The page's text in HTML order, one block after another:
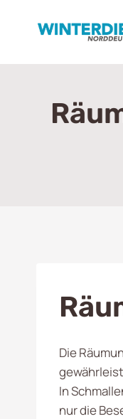
Die
In
nur die